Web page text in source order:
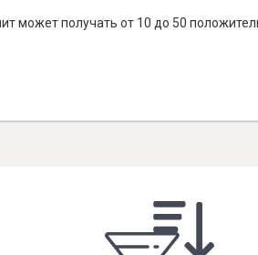
может получать от 10 до 50